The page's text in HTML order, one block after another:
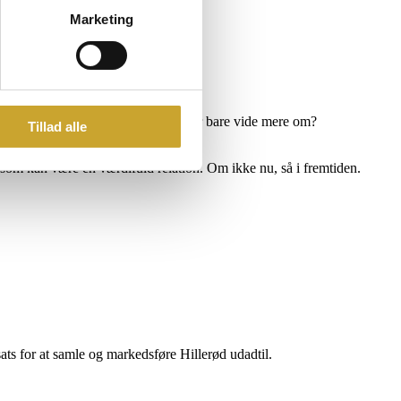
Marketing
Tillad alle
Etablere samarbejde om – eller bare vide mere om?
kan være en værdifuld relation. Om ikke nu, så i fremtiden.
for at samle og markedsføre Hillerød udadtil.